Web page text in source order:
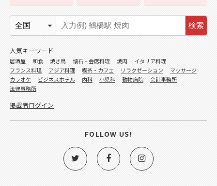
検索
人気キーワード
居酒屋 和食 焼き鳥 懐石・会席料理 焼肉
イタリア料理
フランス料理
アジア料理 喫茶・カフェ リラクゼーション
マッサージ
カラオケ
ビジネスホテル 内科 小児科 動物病院
会計事務所
法律事務所
掲載者ログイン
FOLLOW US!